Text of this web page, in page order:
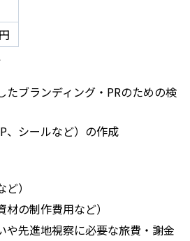
たブランディング・PRのための検
、シールなど）の作成
）
の制作費用など）
や先進地視察に必要な旅費・謝金